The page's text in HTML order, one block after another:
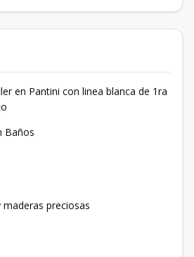
en Pantini con linea blanca de 1ra
Baños
preciosas